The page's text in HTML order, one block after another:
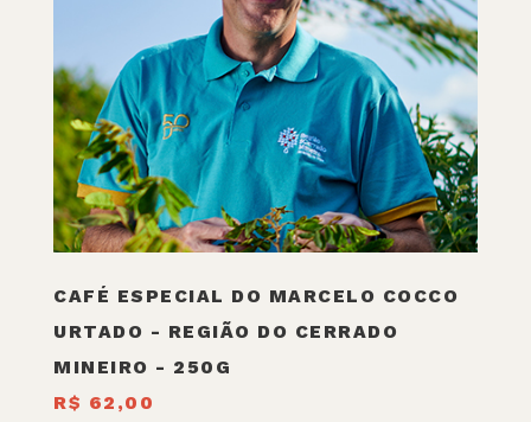
CAFÉ ESPECIAL DO MARCELO COCCO
URTADO - REGIÃO DO CERRADO
MINEIRO - 250G
R$ 62,00